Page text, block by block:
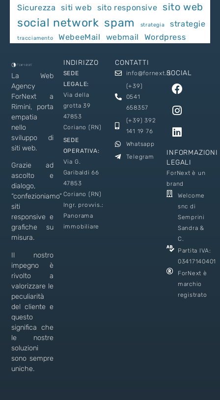
Sicurezza
siti web sito responsive sito web
social network spam strategia strategie
tracciamento WebeeMail webmail Wordpress
La Web
Agency
ForNext a
Rimini, porta
empatia
nello
sviluppo di
siti web.
Grazie ad
ascolto e
dialogo,
“confezioniamo”
siti
responsive e
grafiche su
misura.
Il nostro
impegno è
rivolto a
valorizzare le
peculiarità
del cliente e
questo
significa che
le nostre
soluzioni
sono sempre
uniche.
INDIRIZZO
SEDE
LEGALE:
Via della
grotta 39
47853
Coriano (RN)
SEDE
OPERATIVA:
Via G.
Garibaldi 66
47853
Coriano (RN)
Ingr. provvis.:
Panorama
immobiliare
CONTATTI
info@fornext.it
(+39)
0541
658357
(+39) 392
141 19 76
Whatsapp
Telegram
SOCIAL
INFORMAZIONI
LEGALI
ForNext è un
brand
Welcome
snc di
Semprini
Sandra &
C.
Partita IVA:
03417140401
ForNext è
marchio
registrato